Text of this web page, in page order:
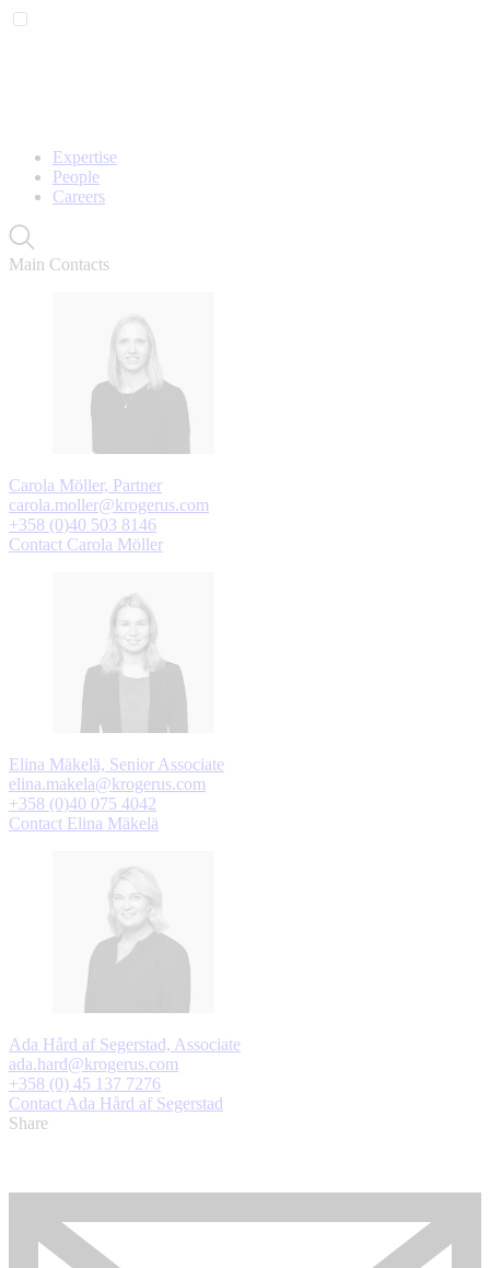
Expertise
People
Careers
Main Contacts
Carola Möller, Partner
carola.moller@krogerus.com
+358 (0)40 503 8146
Contact Carola Möller
Elina Mäkelä, Senior Associate
elina.makela@krogerus.com
+358 (0)40 075 4042
Contact Elina Mäkelä
Ada Hård af Segerstad, Associate
ada.hard@krogerus.com
+358 (0) 45 137 7276
Contact Ada Hård af Segerstad
Share